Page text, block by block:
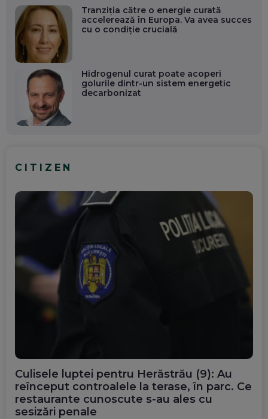
Tranziția către o energie curată
accelerează în Europa. Va avea succes
cu o condiție crucială
Hidrogenul curat poate acoperi
golurile dintr-un sistem energetic
decarbonizat
CITIZEN
Culisele luptei pentru Herăstrău (9): Au
reînceput controalele la terase, în parc. Ce
restaurante cunoscute s-au ales cu
sesizări penale